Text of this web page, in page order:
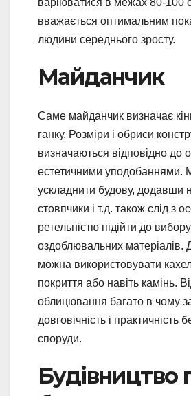
варіюватися в межах 80-100
вважається оптимальним
людини середнього зросту.
Майданчик
Саме майданчик визначає
ганку. Розміри і обриси
визначаються відповідно до
естетичними уподобаннями.
ускладнити будову, додавши
стовпчики і т.д. також слід з
ретельністю підійти до вибору
оздоблювальних матеріалів.
можна використовувати
покриття або навіть камінь.
облицювання багато в чому
довговічність і практичність
споруди.
Будівництво